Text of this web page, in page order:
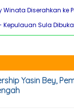
Diserahkan ke
Kepulauan Sula Dibuka
Yasin Bey,